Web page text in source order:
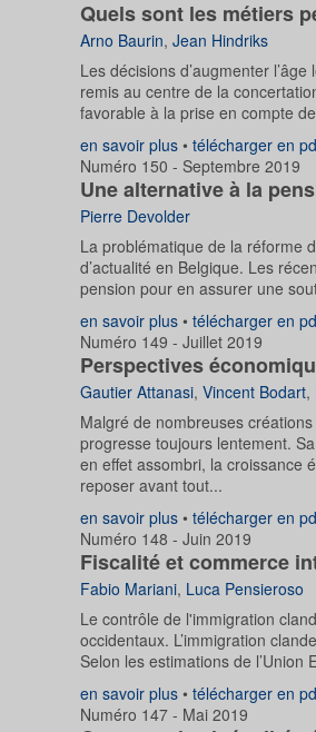
Quels sont les métiers
Arno Baurin, Jean Hindriks
Les décisions d’augmenter
remis au centre de la
favorable à la prise en compte
en savoir plus • télécharger en
Numéro 150 - Septembre 2019
Une alternative à la
Pierre Devolder
La problématique de la réforme
d’actualité en Belgique. Les
pension pour en assurer une
en savoir plus • télécharger en
Numéro 149 - Juillet 2019
Perspectives
Gautier Attanasi, Vincent Bodart,
Malgré de nombreuses
progresse toujours lentement.
en effet assombri, la croissance
reposer avant tout...
en savoir plus • télécharger en
Numéro 148 - Juin 2019
Fiscalité et commerce
Fabio Mariani, Luca Pensieroso
Le contrôle de l'immigration
occidentaux. L’immigration
Selon les estimations de
en savoir plus • télécharger en
Numéro 147 - Mai 2019